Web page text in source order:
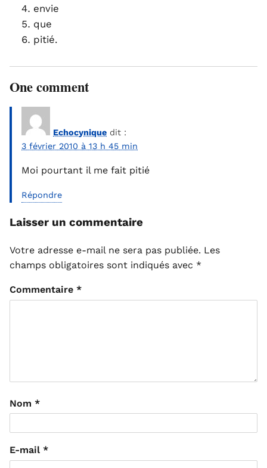
envie
que
pitié.
One comment
Echocynique dit :
3 février 2010 à 13 h 45 min
Moi pourtant il me fait pitié
Répondre
Laisser un commentaire
Votre adresse e-mail ne sera pas publiée. Les
champs obligatoires sont indiqués avec *
Commentaire *
Nom *
E-mail *